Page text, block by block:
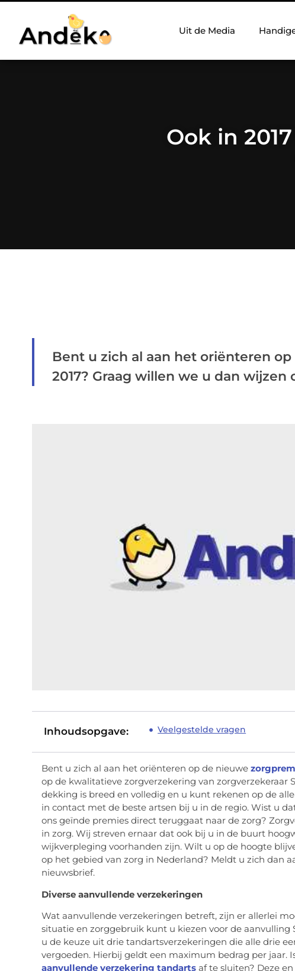
Uit de Media
Ook in
Bent u zich al aan het oriënteren
2017? Graag willen we u dan wijzen
Inhoudsopgave: Veelgestelde vragen
Bent u zich al aan het oriënteren op de nieuwe
op de kwalitatieve zorgverzekering van zorgverzekeraar
dekking is breed en volledig en u kunt rekenen op de
in contact met de beste artsen bij u in de regio. Wist u
ons geïnde premies direct teruggaat naar de zorg?
in zorg. Wij streven ernaar dat ook bij u in de buurt
wijkverpleging voorhanden zijn. Wilt u op de hoogte
op het gebied van zorg in Nederland? Meldt u zich dan
nieuwsbrief.
Diverse aanvullende verzekeringen
Wat aanvullende verzekeringen betreft, zijn er allerlei
situatie en zorggebruik kunt u kiezen voor de aanvulling
u de keuze uit drie tandartsverzekeringen die alle drie
vergoeden. Hierbij geldt een maximum bedrag per jaar.
aanvullende verzekering tandartsaf te sluiten? Deze